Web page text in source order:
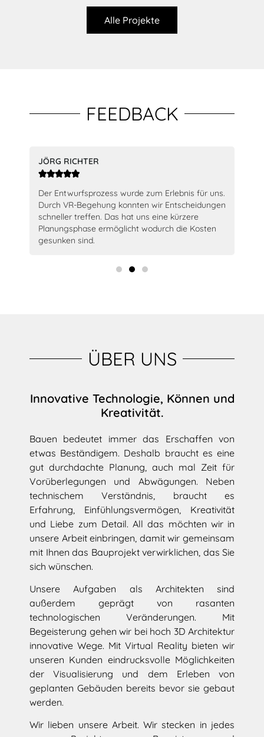
Alle Projekte
FEEDBACK
JÖRG RICHTER

Der Entwurfsprozess wurde zum Erlebnis für uns.
Durch VR-Begehung konnten wir Entscheidungen
schneller treffen. Das hat uns eine kürzere
Planungsphase ermöglicht wodurch die Kosten
gesunken sind.
ÜBER UNS
Innovative Technologie, Können und
Kreativität.
Bauen bedeutet immer das Erschaffen von
etwas Beständigem. Deshalb braucht es eine
gut durchdachte Planung, auch mal Zeit für
Vorüberlegungen und Abwägungen. Neben
technischem Verständnis, braucht es
Erfahrung, Einfühlungsvermögen, Kreativität
und Liebe zum Detail. All das möchten wir in
unsere Arbeit einbringen, damit wir gemeinsam
mit Ihnen das Bauprojekt verwirklichen, das Sie
sich wünschen.
Unsere Aufgaben als Architekten sind
außerdem geprägt von rasanten
technologischen Veränderungen. Mit
Begeisterung gehen wir bei hoch 3D Architektur
innovative Wege. Mit Virtual Reality bieten wir
unseren Kunden eindrucksvolle Möglichkeiten
der Visualisierung und dem Erleben von
geplanten Gebäuden bereits bevor sie gebaut
werden.
Wir lieben unsere Arbeit. Wir stecken in jedes